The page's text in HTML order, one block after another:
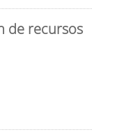
de recursos